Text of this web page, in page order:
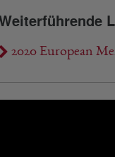
2020 European